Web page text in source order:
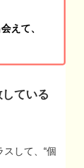
えて、
ている
して、“個